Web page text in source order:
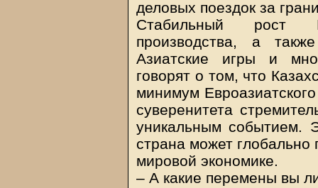
деловых поездок за
Стабильный рост
производства, а
Азиатские игры и
говорят о том, что
минимум
суверенитета
уникальным событием.
страна может глобально
мировой экономике.
– А какие перемены вы